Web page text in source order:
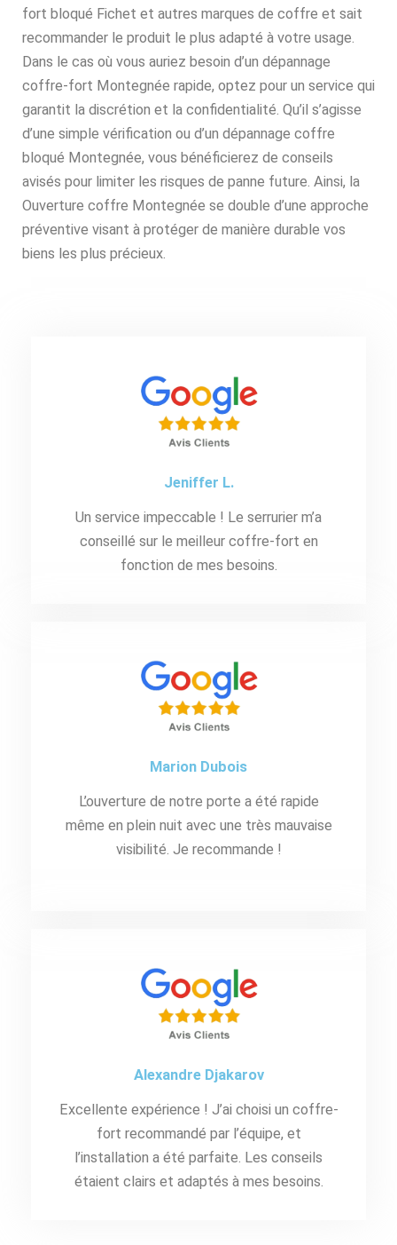
fort bloqué Fichet et autres marques de coffre et sait
recommander le produit le plus adapté à votre usage.
Dans le cas où vous auriez besoin d’un dépannage
coffre-fort Montegnée rapide, optez pour un service qui
garantit la discrétion et la confidentialité. Qu’il s’agisse
d’une simple vérification ou d’un dépannage coffre
bloqué Montegnée, vous bénéficierez de conseils
avisés pour limiter les risques de panne future. Ainsi, la
Ouverture coffre Montegnée se double d’une approche
préventive visant à protéger de manière durable vos
biens les plus précieux.
Jeniffer L.
Un service impeccable ! Le serrurier m’a
conseillé sur le meilleur coffre-fort en
fonction de mes besoins.
Marion Dubois
L’ouverture de notre porte a été rapide
même en plein nuit avec une très mauvaise
visibilité. Je recommande !
Alexandre Djakarov
Excellente expérience ! J’ai choisi un coffre-
fort recommandé par l’équipe, et
l’installation a été parfaite. Les conseils
étaient clairs et adaptés à mes besoins.